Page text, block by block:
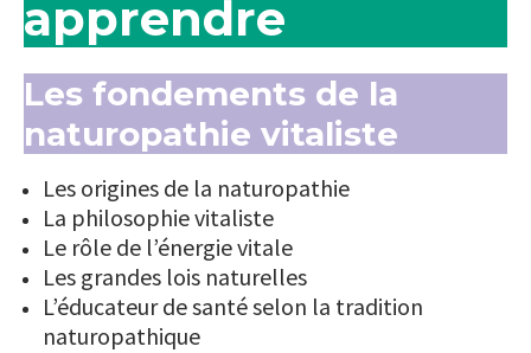
apprendre
Les fondements de la
naturopathie vitaliste
Les origines de la naturopathie
La philosophie vitaliste
Le rôle de l’énergie vitale
Les grandes lois naturelles
L’éducateur de santé selon la tradition
naturopathique